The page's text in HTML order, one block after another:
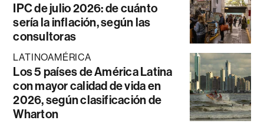
IPC de julio 2026: de cuánto
sería la inflación, según las
consultoras
LATINOAMÉRICA
Los 5 países de América Latina
con mayor calidad de vida en
2026, según clasificación de
Wharton